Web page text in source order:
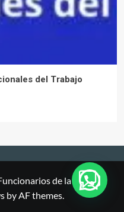
del Trabajo
de la Justicia
by AF themes.